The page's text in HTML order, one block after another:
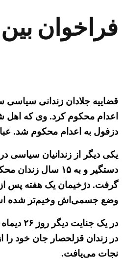
فراخوان
دزفول به اعدام محکوم شد. عباس خسرجی
گرفت. دژخیمان یک هفته پس از
وضع جسمی‌اش وخیم‌تر شده
در یک
در زندان قزلحصار جان خود را
نجات می‌یافت.